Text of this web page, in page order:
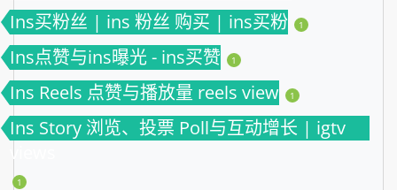
Ins买粉丝 | ins 粉丝 购买 | ins买粉 1
Ins点赞与ins曝光 - ins买赞 1
Ins Reels 点赞与播放量 reels view 1
Ins Story 浏览、投票 Poll与互动增长 | igtv
views
1